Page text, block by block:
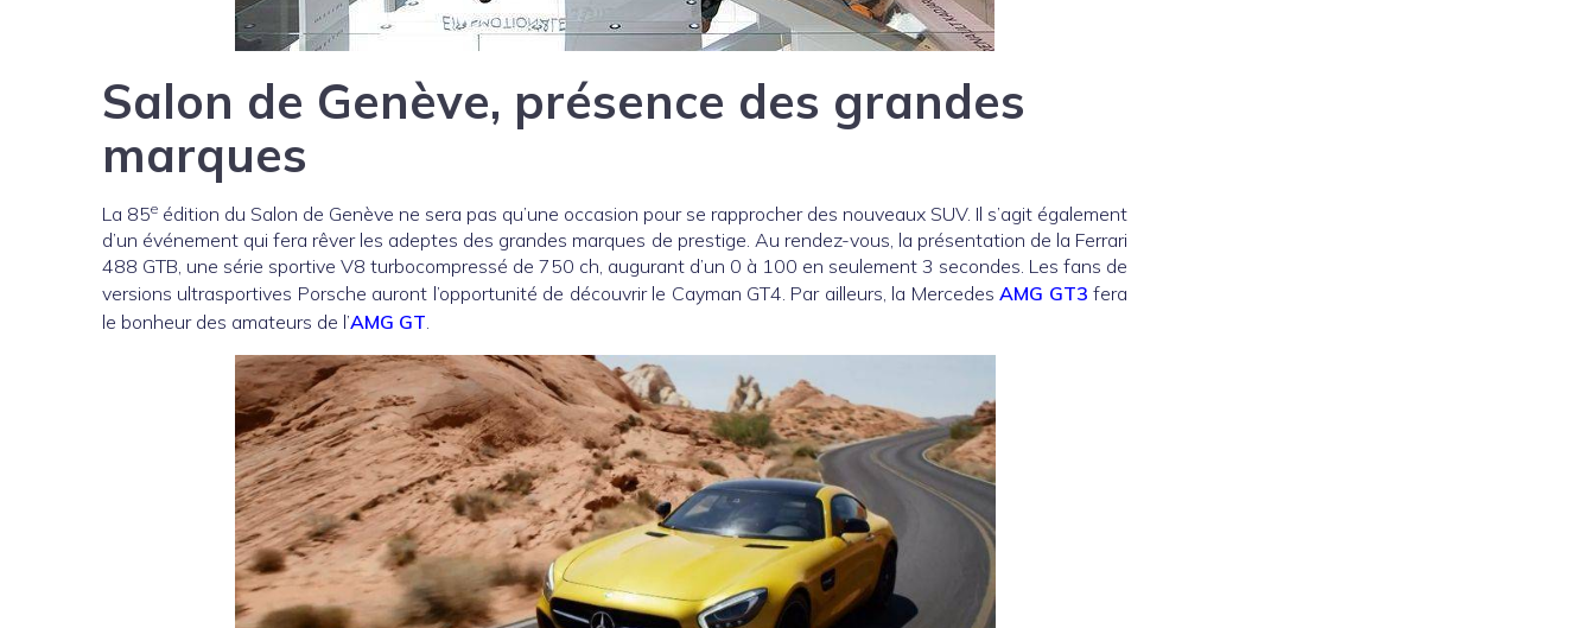
Salon de Genève, présence des grandes
marques
La 85e édition du Salon de Genève ne sera pas qu’une occasion pour se rapprocher des nouveaux SUV. Il s’agit également
d’un événement qui fera rêver les adeptes des grandes marques de prestige. Au rendez-vous, la présentation de la Ferrari
488 GTB, une série sportive V8 turbocompressé de 750 ch, augurant d’un 0 à 100 en seulement 3 secondes. Les fans de
versions ultrasportives Porsche auront l’opportunité de découvrir le Cayman GT4. Par ailleurs, la MercedesAMG GT3 fera
le bonheur des amateurs de l’AMG GT.